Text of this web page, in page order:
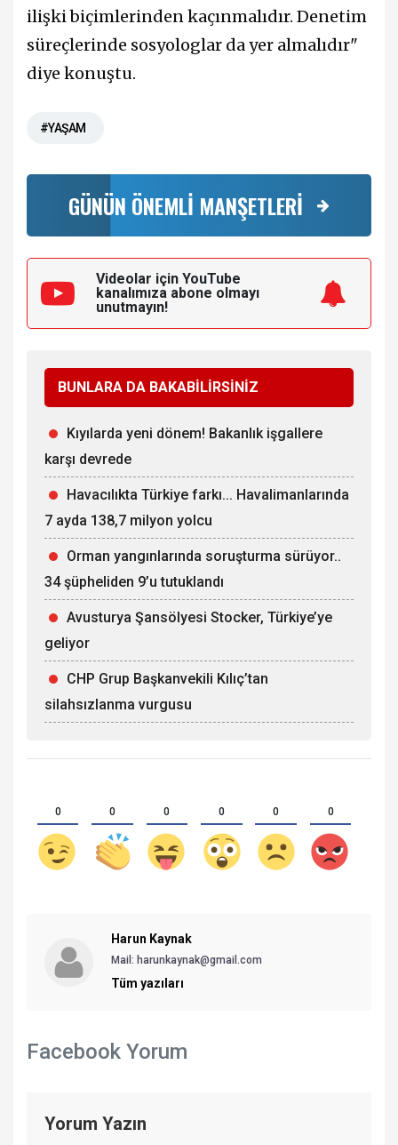
ilişki biçimlerinden kaçınmalıdır. Denetim
süreçlerinde sosyologlar da yer almalıdır"
diye konuştu.
#YAŞAM
GÜNÜN ÖNEMLİ MANŞETLERİ
Videolar için YouTube
kanalımıza abone olmayı
unutmayın!
BUNLARA DA BAKABİLİRSİNİZ
Kıyılarda yeni dönem! Bakanlık işgallere
karşı devrede
Havacılıkta Türkiye farkı... Havalimanlarında
7 ayda 138,7 milyon yolcu
Orman yangınlarında soruşturma sürüyor..
34 şüpheliden 9’u tutuklandı
Avusturya Şansölyesi Stocker, Türkiye’ye
geliyor
CHP Grup Başkanvekili Kılıç’tan
silahsızlanma vurgusu
0 0 0 0 0 0
Harun Kaynak
Mail: harunkaynak@gmail.com
Tüm yazıları
Facebook Yorum
Yorum Yazın